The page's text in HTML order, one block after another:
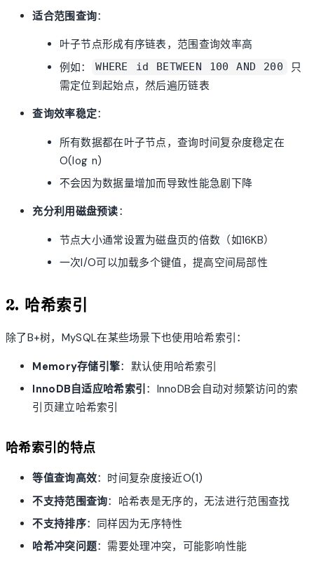
适合范围查询：
叶子节点形成有序链表，范围查询效率高
例如：
WHERE id BETWEEN 100 AND 200
只
需定位到起始点，然后遍历链表
查询效率稳定：
所有数据都在叶子节点，查询时间复杂度稳定在
O(log n)
不会因为数据量增加而导致性能急剧下降
充分利用磁盘预读：
节点大小通常设置为磁盘页的倍数（如16KB）
一次I/O可以加载多个键值，提高空间局部性
2. 哈希索引
除了B+树，MySQL在某些场景下也使用哈希索引：
Memory存储引擎：默认使用哈希索引
InnoDB自适应哈希索引 ：InnoDB会自动对频繁访问的索
引页建立哈希索引
哈希索引的特点
等值查询高效：时间复杂度接近O(1)
不支持范围查询：哈希表是无序的，无法进行范围查找
不支持排序：同样因为无序特性
哈希冲突问题：需要处理冲突，可能影响性能